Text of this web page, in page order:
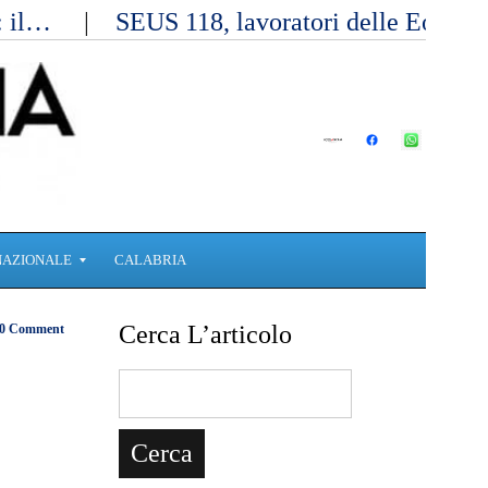
il… SEUS 118, lavoratori delle
CALABRIA
Comment Cerca L’articolo